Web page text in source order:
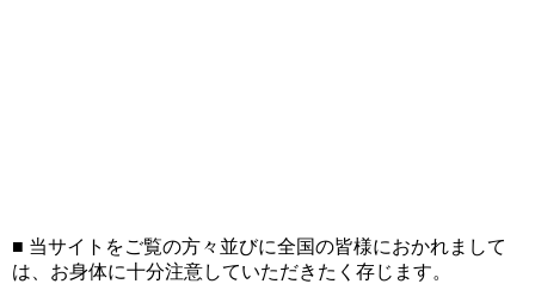
■ 当サイトをご覧の方々並びに全国の皆様におかれまして
は、お身体に十分注意していただきたく存じます。